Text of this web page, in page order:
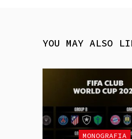
YOU MAY ALSO
MONOGRAFIA